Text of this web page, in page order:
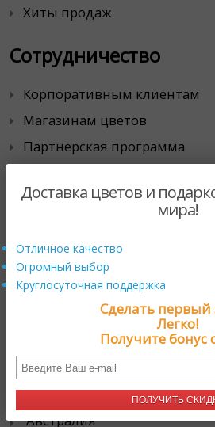
Хиты продаж
Сотрудничество
Корпоративным клиентам
Магазинам цветов
Партнерская программа
111024, г. Москва,
проезд Энтузиастов, д. 19А
тел. 8 800 333 4924
Популярные
Австралия
Доставка цветов и
мира!
Отличное качество
Огромный выбор
Круглосуточная поддержка
Сделать первый
Легко!
Получите бонус
ПОЛУЧИТЬ